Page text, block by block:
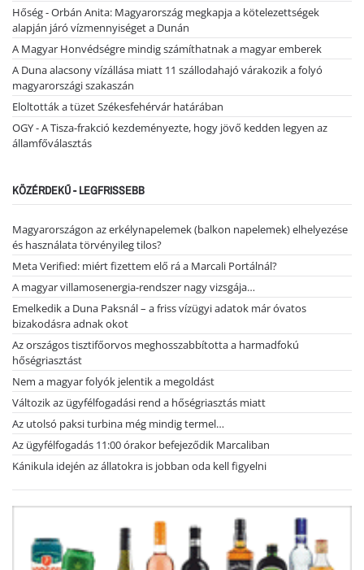
Hőség - Orbán Anita: Magyarország megkapja a kötelezettségek
alapján járó vízmennyiséget a Dunán
A Magyar Honvédségre mindig számíthatnak a magyar emberek
A Duna alacsony vízállása miatt 11 szállodahajó várakozik a folyó
magyarországi szakaszán
Eloltották a tüzet Székesfehérvár határában
OGY - A Tisza-frakció kezdeményezte, hogy jövő kedden legyen az
államfőválasztás
KÖZÉRDEKŰ - LEGFRISSEBB
Magyarországon az erkélynapelemek (balkon napelemek) elhelyezése
és használata törvényileg tilos?
Meta Verified: miért fizettem elő rá a Marcali Portálnál?
A magyar villamosenergia-rendszer nagy vizsgája…
Emelkedik a Duna Paksnál – a friss vízügyi adatok már óvatos
bizakodásra adnak okot
Az országos tisztifőorvos meghosszabbította a harmadfokú
hőségriasztást
Nem a magyar folyók jelentik a megoldást
Változik az ügyfélfogadási rend a hőségriasztás miatt
Az utolsó paksi turbina még mindig termel…
Az ügyfélfogadás 11:00 órakor befejeződik Marcaliban
Kánikula idején az állatokra is jobban oda kell figyelni